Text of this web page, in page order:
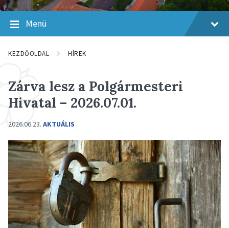
Menü
KEZDŐOLDAL HÍREK
Zárva lesz a Polgármesteri
Hivatal – 2026.07.01.
2026.06.23. AKTUÁLIS